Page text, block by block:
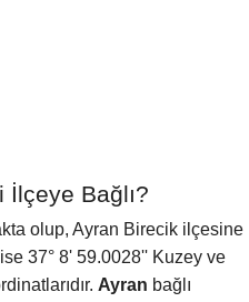
Bağlı?
olup, Ayran Birecik ilçesine
37° 8' 59.0028'' Kuzey ve
Ayran bağlı